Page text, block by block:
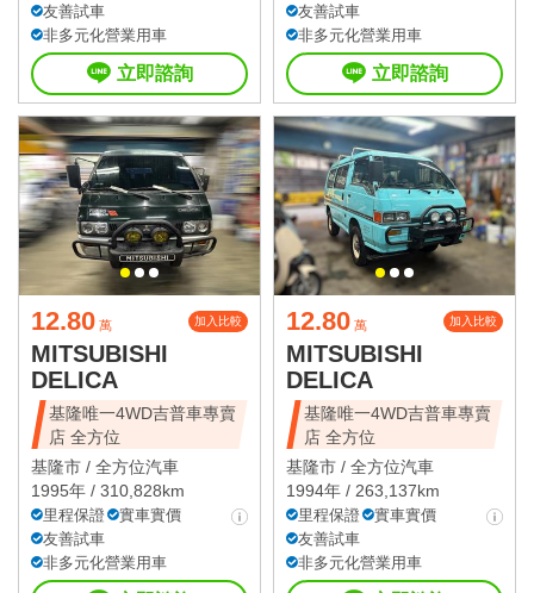
友善試車
非多元化營業用車
立即諮詢
友善試車
非多元化營業用車
立即諮詢
12.80 萬 加入比較
MITSUBISHI
DELICA
基隆唯一4WD吉普車專賣
店 全方位
基隆市 / 全方位汽車
1995年 / 310,828km
里程保證
實車實價
友善試車
非多元化營業用車
12.80 萬 加入比較
MITSUBISHI
DELICA
基隆唯一4WD吉普車專賣
店 全方位
基隆市 / 全方位汽車
1994年 / 263,137km
里程保證
實車實價
友善試車
非多元化營業用車